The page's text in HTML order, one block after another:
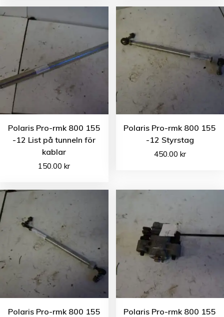
Polaris Pro-rmk 800 155
-12 List på tunneln för
kablar
150.00kr
Polaris Pro-rmk 800 155
-12 Styrstag
450.00 kr
Polaris Pro-rmk 800 155
Polaris Pro-rmk 800 155